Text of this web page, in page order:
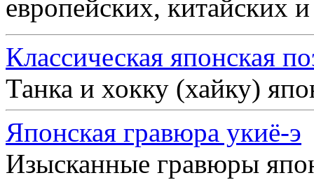
европейских, китайских
Классическая японская
Танка и хокку (хайку)
Японская гравюра укиё-э
Изысканные гравюры